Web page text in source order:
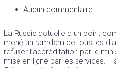
Aucun commentaire
La Russie actuelle a un point
mené un ramdam de tous les
refuser l’accréditation par le
mise en ligne par les services. Il